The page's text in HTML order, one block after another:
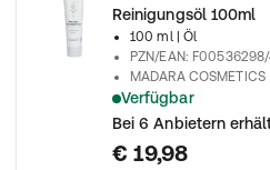
Reinigungsöl 100ml
100 ml
| Öl
PZN/EAN:
MADARA COSMETICS
Verfügbar
278080
Bei 6 Anbietern
€ 19,98